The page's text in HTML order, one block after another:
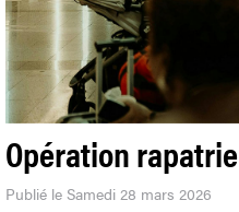
Opération
Publié le Samedi 28 mars 2026